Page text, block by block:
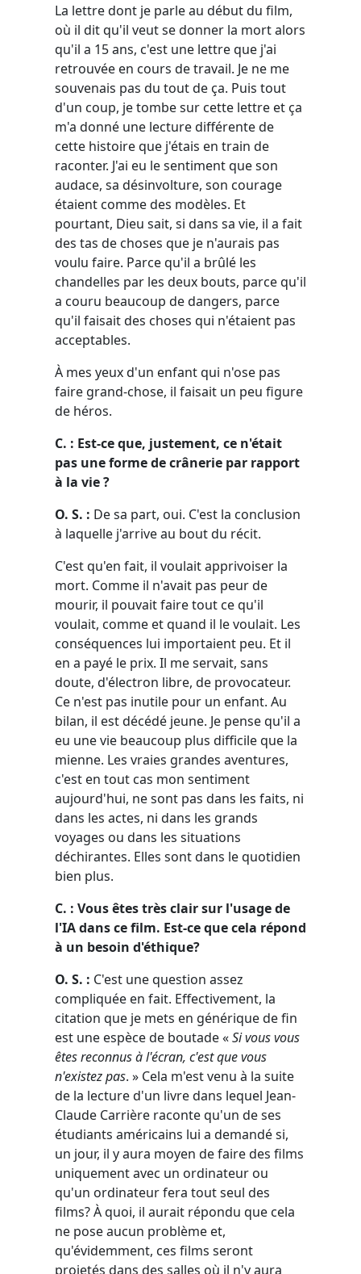
La lettre dont je parle au début du film,
où il dit qu'il veut se donner la mort alors
qu'il a 15 ans, c'est une lettre que j'ai
retrouvée en cours de travail. Je ne me
souvenais pas du tout de ça. Puis tout
d'un coup, je tombe sur cette lettre et ça
m'a donné une lecture différente de
cette histoire que j'étais en train de
raconter. J'ai eu le sentiment que son
audace, sa désinvolture, son courage
étaient comme des modèles. Et
pourtant, Dieu sait, si dans sa vie, il a fait
des tas de choses que je n'aurais pas
voulu faire. Parce qu'il a brûlé les
chandelles par les deux bouts, parce qu'il
a couru beaucoup de dangers, parce
qu'il faisait des choses qui n'étaient pas
acceptables.
À mes yeux d'un enfant qui n'ose pas
faire grand-chose, il faisait un peu figure
de héros.
C. : Est-ce que, justement, ce n'était
pas une forme de crânerie par rapport
à la vie ?
O. S. : De sa part, oui. C'est la conclusion
à laquelle j'arrive au bout du récit.
C'est qu'en fait, il voulait apprivoiser la
mort. Comme il n'avait pas peur de
mourir, il pouvait faire tout ce qu'il
voulait, comme et quand il le voulait. Les
conséquences lui importaient peu. Et il
en a payé le prix. Il me servait, sans
doute, d'électron libre, de provocateur.
Ce n'est pas inutile pour un enfant. Au
bilan, il est décédé jeune. Je pense qu'il a
eu une vie beaucoup plus difficile que la
mienne. Les vraies grandes aventures,
c'est en tout cas mon sentiment
aujourd'hui, ne sont pas dans les faits, ni
dans les actes, ni dans les grands
voyages ou dans les situations
déchirantes. Elles sont dans le quotidien
bien plus.
C. : Vous êtes très clair sur l'usage de
l'IA dans ce film. Est-ce que cela répond
à un besoin d'éthique?
O. S. : C'est une question assez
compliquée en fait. Effectivement, la
citation que je mets en générique de fin
est une espèce de boutade «Si vous vous
êtes reconnus à l'écran, c'est que vous
n'existez pas. » Cela m'est venu à la suite
de la lecture d'un livre dans lequel Jean-
Claude Carrière raconte qu'un de ses
étudiants américains lui a demandé si,
un jour, il y aura moyen de faire des films
uniquement avec un ordinateur ou
qu'un ordinateur fera tout seul des
films? À quoi, il aurait répondu que cela
ne pose aucun problème et,
qu'évidemment, ces films seront
projetés dans des salles où il n'y aura